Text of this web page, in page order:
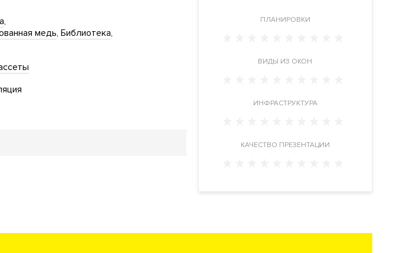
медь Библиотека
ПЛАНИРОВКИ
ВИДЫ ИЗ ОКОН
ИНФРАСТРУКТУРА
КАЧЕСТВО ПРЕЗЕНТАЦИИ